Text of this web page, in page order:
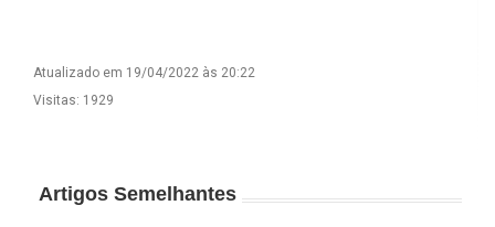
Atualizado em 19/04/2022 às 20:22
Visitas: 1929
Artigos Semelhantes